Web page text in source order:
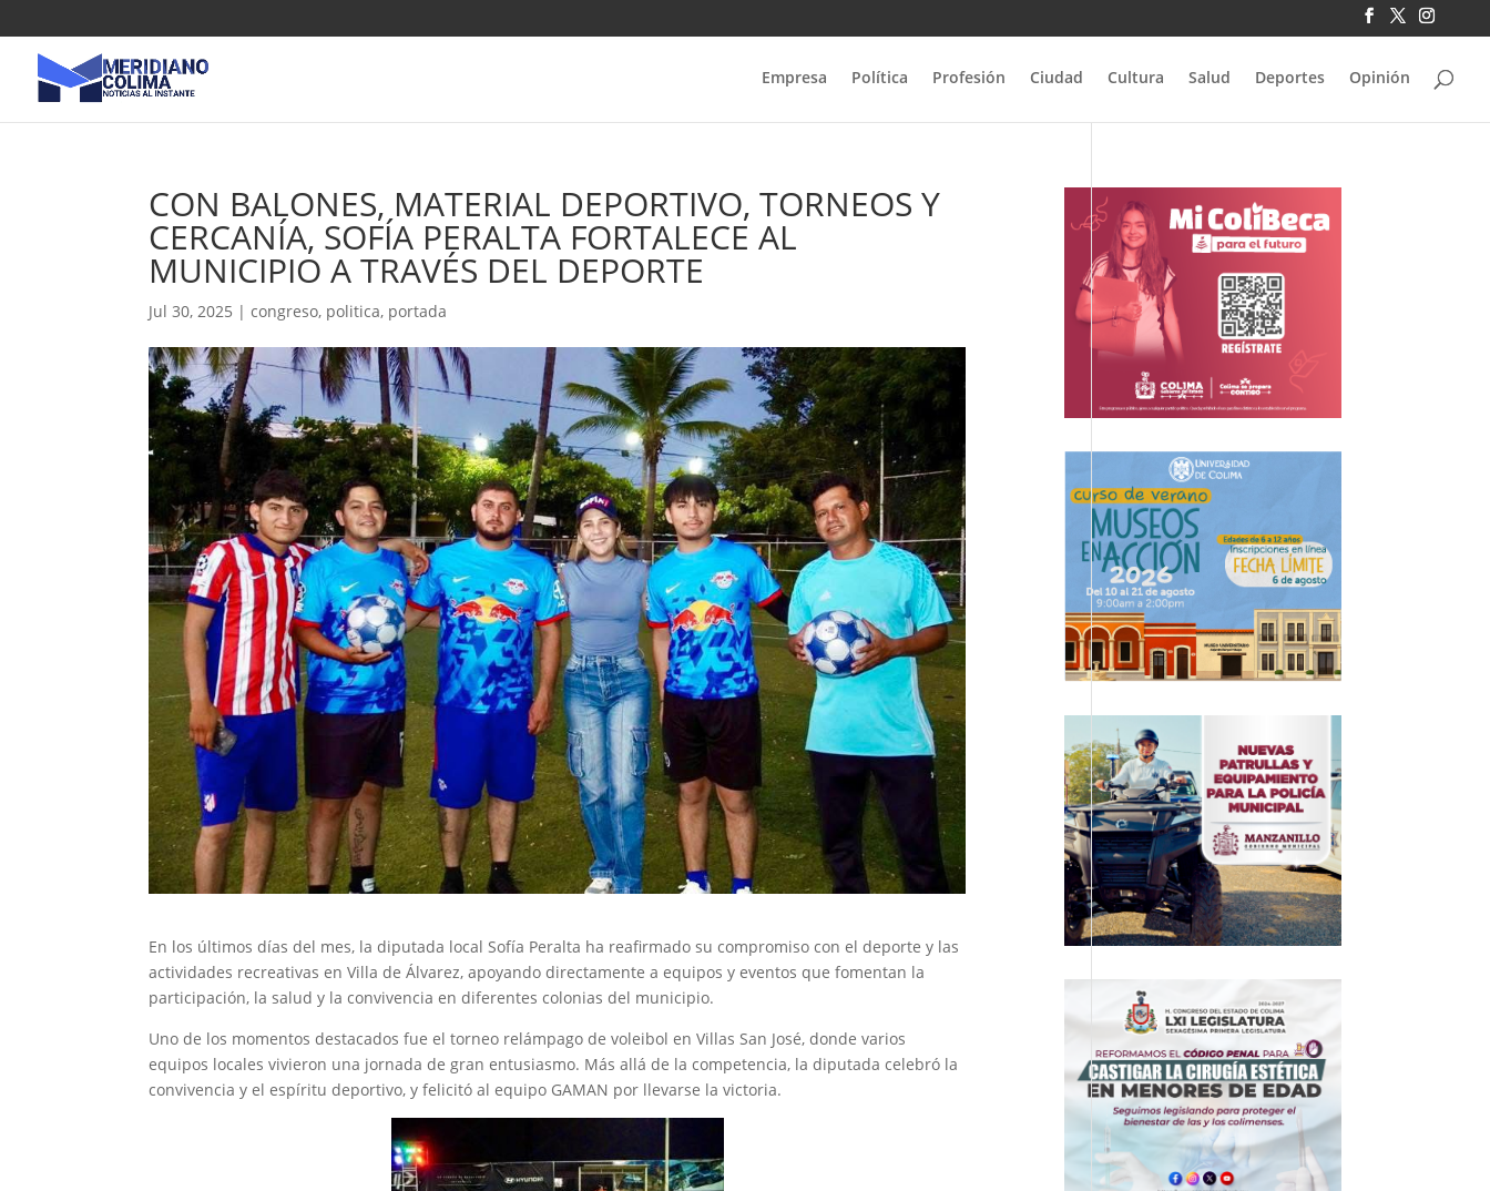
Empresa Política Profesión Ciudad Cultura Salud Deportes Opinión
CON BALONES, MATERIAL DEPORTIVO, TORNEOS Y
CERCANÍA, SOFÍA PERALTA FORTALECE AL
MUNICIPIO A TRAVÉS DEL DEPORTE
Jul 30, 2025 |congreso, politica, portada
En los últimos días del mes, la diputada local Sofía Peralta ha reafirmado su compromiso con el deporte y las
actividades recreativas en Villa de Álvarez, apoyando directamente a equipos y eventos que fomentan la
participación, la salud y la convivencia en diferentes colonias del municipio.
Uno de los momentos destacados fue el torneo relámpago de voleibol en Villas San José, donde varios
equipos locales vivieron una jornada de gran entusiasmo. Más allá de la competencia, la diputada celebró la
convivencia y el espíritu deportivo, y felicitó al equipo GAMAN por llevarse la victoria.